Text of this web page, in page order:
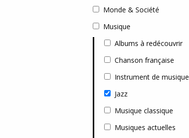
Monde & Société
Musique
Albums à redécouvrir
Chanson française
Instrument de musique
Jazz
Musique classique
Musiques actuelles